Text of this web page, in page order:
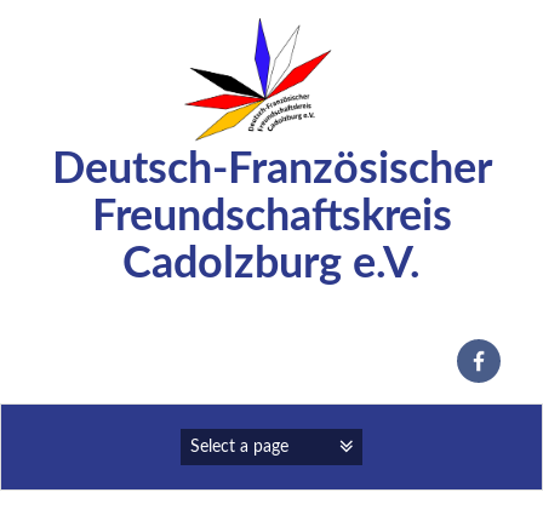
Deutsch-Französischer
Freundschaftskreis
Cadolzburg e.V.